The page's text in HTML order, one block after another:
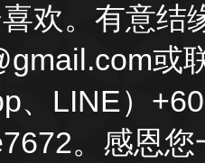
欢。有意结
或
、LINE）
。感恩